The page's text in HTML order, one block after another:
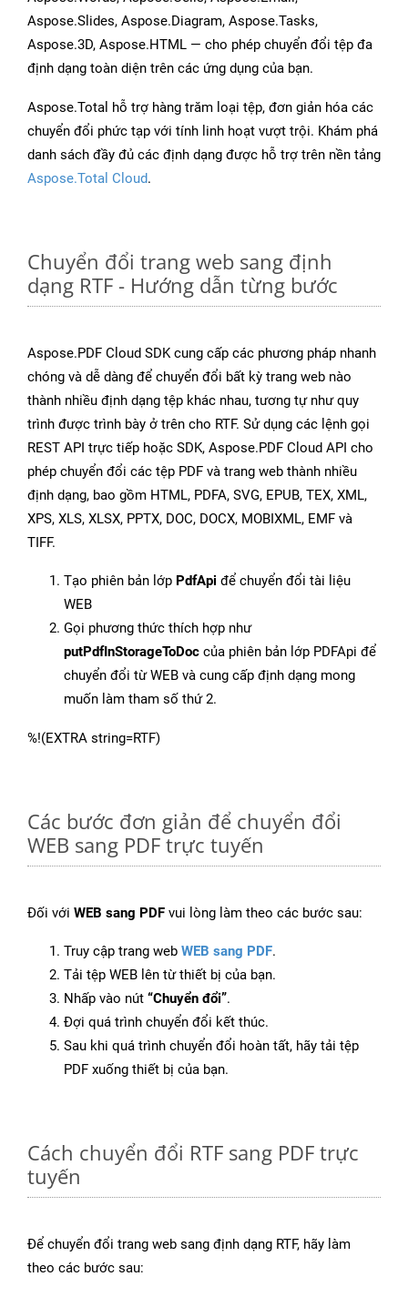
Aspose.Slides, Aspose.Diagram, Aspose.Tasks,
Aspose.3D, Aspose.HTML — cho phép chuyển đổi tệp đa
định dạng toàn diện trên các ứng dụng của bạn.
Aspose.Total hỗ trợ hàng trăm loại tệp, đơn giản hóa các
chuyển đổi phức tạp với tính linh hoạt vượt trội. Khám phá
danh sách đầy đủ các định dạng được hỗ trợ trên nền tảng
Aspose.Total Cloud.
Chuyển đổi trang web sang định
dạng RTF - Hướng dẫn từng bước
Aspose.PDF Cloud SDK cung cấp các phương pháp nhanh
chóng và dễ dàng để chuyển đổi bất kỳ trang web nào
thành nhiều định dạng tệp khác nhau, tương tự như quy
trình được trình bày ở trên cho RTF. Sử dụng các lệnh gọi
REST API trực tiếp hoặc SDK, Aspose.PDF Cloud API cho
phép chuyển đổi các tệp PDF và trang web thành nhiều
định dạng, bao gồm HTML, PDFA, SVG, EPUB, TEX, XML,
XPS, XLS, XLSX, PPTX, DOC, DOCX, MOBIXML, EMF và
TIFF.
Tạo phiên bản lớp PdfApi để chuyển đổi tài liệu
WEB
Gọi phương thức thích hợp như
putPdfInStorageToDoc của phiên bản lớp PDFApi để
chuyển đổi từ WEB và cung cấp định dạng mong
muốn làm tham số thứ 2.
%!(EXTRA string=RTF)
Các bước đơn giản để chuyển đổi
WEB sang PDF trực tuyến
Đối với WEB sang PDF vui lòng làm theo các bước sau:
Truy cập trang web WEB sang PDF.
Tải tệp WEB lên từ thiết bị của bạn.
Nhấp vào nút “Chuyển đổi”.
Đợi quá trình chuyển đổi kết thúc.
Sau khi quá trình chuyển đổi hoàn tất, hãy tải tệp
PDF xuống thiết bị của bạn.
Cách chuyển đổi RTF sang PDF trực
tuyến
Để chuyển đổi trang web sang định dạng RTF, hãy làm
theo các bước sau: